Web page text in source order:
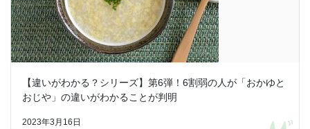
【違いがわかる？シリーズ】第6弾！6割弱の人が「おかゆと
おじや」の違いがわかることが判明
2023年3月16日